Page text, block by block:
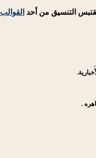
التنسيق من أحد القوالب
.